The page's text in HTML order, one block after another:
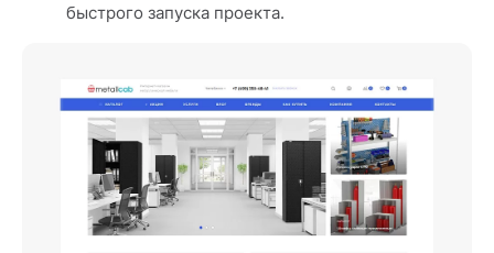
быстрого запуска проекта.